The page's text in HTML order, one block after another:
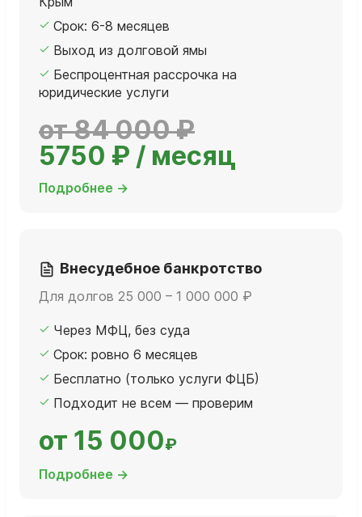
Срок: 6-8 месяцев
Выход из долговой ямы
Беспроцентная рассрочка на
юридические услуги
от 84 000 ₽
5750 ₽ / месяц
Подробнее →
Внесудебное банкротство
Для долгов 25 000 – 1 000 000 ₽
Через МФЦ, без суда
Срок: ровно 6 месяцев
Бесплатно (только услуги ФЦБ)
Подходит не всем — проверим
от 15 000₽
Подробнее →